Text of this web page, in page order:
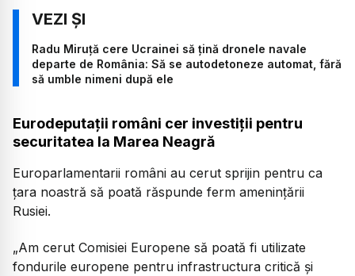
Radu Miruță cere Ucrainei să țină dronele navale
departe de România: Să se autodetoneze automat, fără
să umble nimeni după ele
Eurodeputații români cer investiții pentru
securitatea la Marea Neagră
Europarlamentarii români au cerut sprijin pentru ca
țara noastră să poată răspunde ferm amenințării
Rusiei.
„Am cerut Comisiei Europene să poată fi utilizate
fondurile europene pentru infrastructura critică și